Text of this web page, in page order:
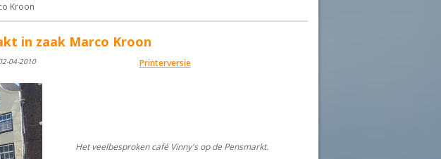
Kroon
in zaak Marco Kroon
Printerversie
04-2010
Het veelbesproken café Vinny's op de Pensmarkt.